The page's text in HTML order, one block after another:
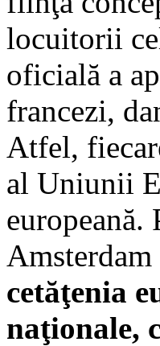
locuitorii
oficială a
francezi,
Atfel,
al Uniunii
cetăţenia
naţionale,